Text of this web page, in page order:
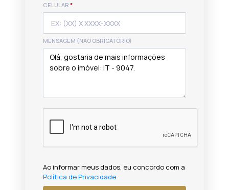
CELULAR *
MENSAGEM (NÃO OBRIGATÓRIO)
Ao informar meus dados, eu concordo com a
Política de Privacidade.